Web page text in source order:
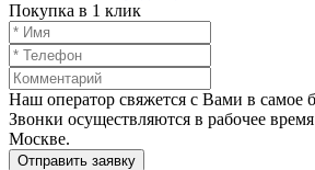
Покупка в 1 клик
Наш оператор свяжется с Вами в самое
Звонки осуществляются в рабочее
Москве.
Отправить заявку